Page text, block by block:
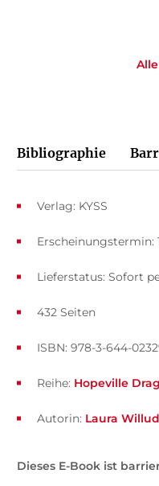
Bibliographie
Verlag: KYSS
Erscheinungstermin:
Lieferstatus: Sofort
ISBN: 978-3-644-
432 Seiten
Reihe: Hopeville
Autorin: Laura Willud
Dieses E-Book ist